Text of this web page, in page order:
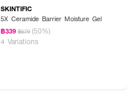
SKINTIFIC
5X Ceramide Barrier Moisture Gel
฿339 ฿679 (50%)
4 Variations